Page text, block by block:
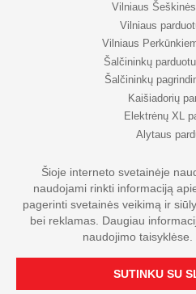
Vilniaus
Vilniaus
Vilniaus
Šalčininkų
Šalčininkų
Kaišiadorių
Elektrėnų XL
Alytaus
© UAB Eripo 2026.
Šioje interneto svetainėje
naudojami rinkti informaciją
pagerinti svetainės veikimą ir
bei reklamas. Daugiau
naudojimo taisyklėse.
SUTINKU SU